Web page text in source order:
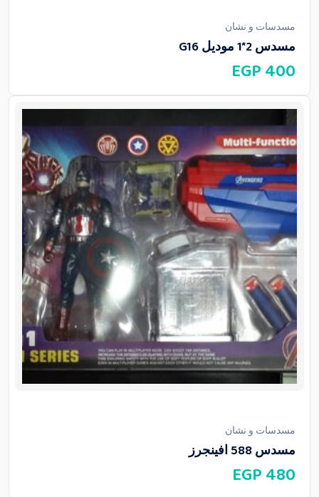
مسدسات و نشان
مسدس 2*1 موديل G16
400
EGP
مسدسات و نشان
مسدس 588 افينجرز
480
EGP